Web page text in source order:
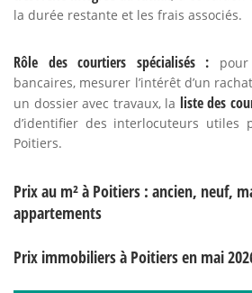
la durée restante et les frais associés.
Rôle des courtiers spécialisés :
bancaires, mesurer l’intérêt d’un
un dossier avec travaux, la liste des
d’identifier des interlocuteurs
Poitiers.
Prix au m² à Poitiers : ancien, neuf,
appartements
Prix immobiliers à Poitiers en mai